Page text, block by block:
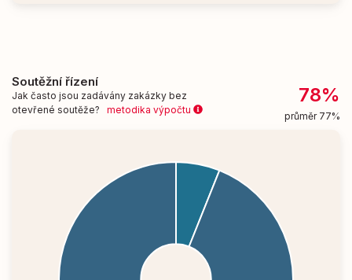
Soutěžní řízení
Jak často jsou zadávány zakázky bez
otevřené soutěže? metodika výpočtu
78%
průměr 77%